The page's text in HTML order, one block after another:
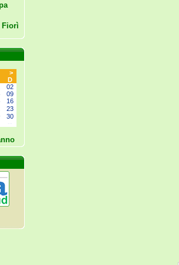
Fiorì
>
D
02
09
16
23
30